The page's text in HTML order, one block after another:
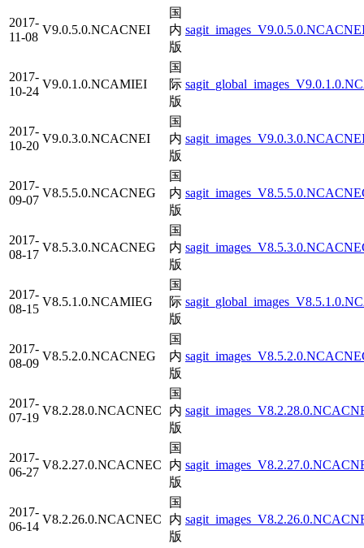
2017-
11-08
V9.0.5.0.NCACNEI
国
内
版
2017-
10-24
V9.0.1.0.NCAMIEI
国
际
版
2017-
10-20
V9.0.3.0.NCACNEI
国
内
版
2017-
09-07
V8.5.5.0.NCACNEG
国
内
版
2017-
08-17
V8.5.3.0.NCACNEG
国
内
版
2017-
08-15
V8.5.1.0.NCAMIEG
国
际
版
2017-
08-09
V8.5.2.0.NCACNEG
国
内
版
2017-
07-19
V8.2.28.0.NCACNEC
国
内
版
2017-
06-27
V8.2.27.0.NCACNEC
国
内
版
2017-
06-14
V8.2.26.0.NCACNEC
国
内
版